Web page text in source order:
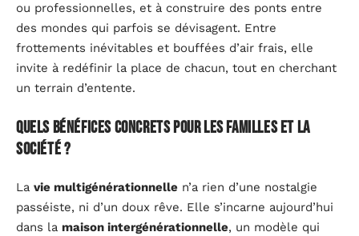
ou professionnelles, et à construire des ponts entre
des mondes qui parfois se dévisagent. Entre
frottements inévitables et bouffées d’air frais, elle
invite à redéfinir la place de chacun, tout en cherchant
un terrain d’entente.
Quels bénéfices concrets pour les familles et la
société ?
La vie multigénérationnelle n’a rien d’une nostalgie
passéiste, ni d’un doux rêve. Elle s’incarne aujourd’hui
dans la maison intergénérationnelle, un modèle qui